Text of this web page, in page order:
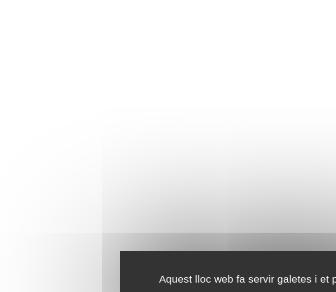
Aquest lloc web fa servir galetes i et